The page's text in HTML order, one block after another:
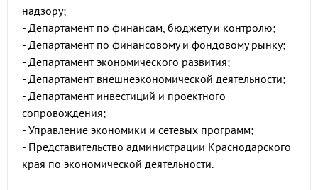
надзору;
- Департамент по финансам, бюджету и контролю;
- Департамент по финансовому и фондовому рынку;
- Департамент экономического развития;
- Департамент внешнеэкономической деятельности;
- Департамент инвестиций и проектного
сопровождения;
- Управление экономики и сетевых программ;
- Представительство администрации Краснодарского
края по экономической деятельности.